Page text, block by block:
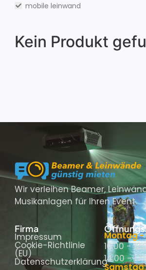
mobile leinwand
Kein Produkt
Wir verleihen Beamer,
Musikanlagen für Ihren Event.
Firma
Impressum
Cookie-Richtlinie
(EU)
Datenschutzerklärung
Montag -
10:00 -
14:00 -
Samstag: